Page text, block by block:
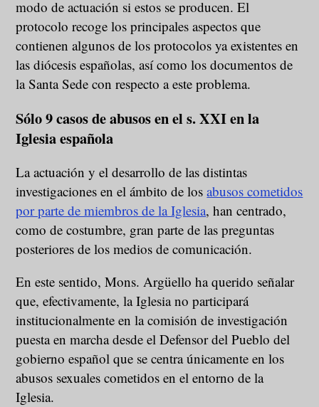
modo de actuación si estos se producen. El
protocolo recoge los principales aspectos que
contienen algunos de los protocolos ya existentes en
las diócesis españolas, así como los documentos de
la Santa Sede con respecto a este problema.
Sólo 9 casos de abusos en el s. XXI en la
Iglesia española
La actuación y el desarrollo de las distintas
investigaciones en el ámbito de losabusos cometidos
por parte de miembros de la Iglesia, han centrado,
como de costumbre, gran parte de las preguntas
posteriores de los medios de comunicación.
En este sentido, Mons. Argüello ha querido señalar
que, efectivamente, la Iglesia no participará
institucionalmente en la comisión de investigación
puesta en marcha desde el Defensor del Pueblo del
gobierno español que se centra únicamente en los
abusos sexuales cometidos en el entorno de la
Iglesia.